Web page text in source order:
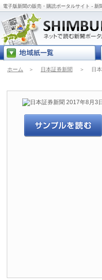
電子版新聞の販売・購読ポータルサイト - 新
ホーム ＞ 日本証券新聞 ＞ 日